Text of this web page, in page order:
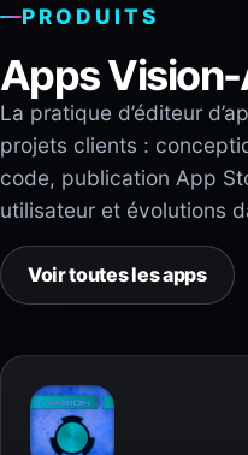
PRODUITS
Apps
La pratique d’éditeur
projets clients :
code, publication App
utilisateur et évolutions
Voir toutes les apps